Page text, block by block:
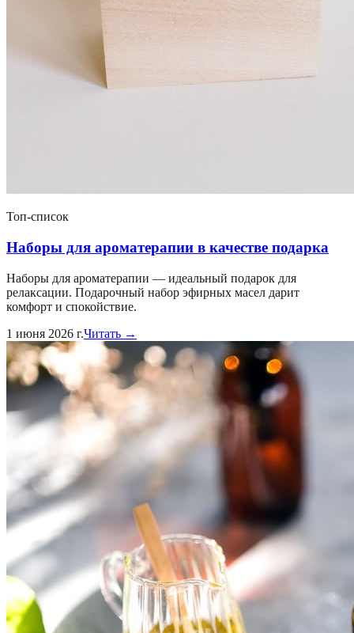
Топ-список
Наборы для ароматерапии в качестве подарка
Наборы для ароматерапии — идеальный подарок для
релаксации. Подарочный набор эфирных масел дарит
комфорт и спокойствие.
1 июня 2026 г.Читать →